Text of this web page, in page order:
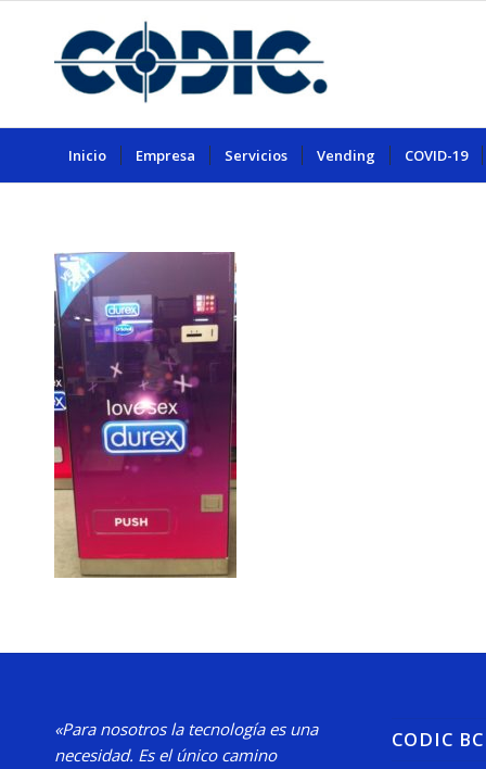
Inicio Empresa Servicios Vending COVID-19
«Para nosotros la tecnología es una
necesidad. Es el único camino
CODIC